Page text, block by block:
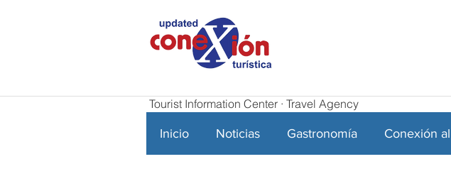
Tourist Information Center · Travel Agency
Inicio Noticias Gastronomía Conexión